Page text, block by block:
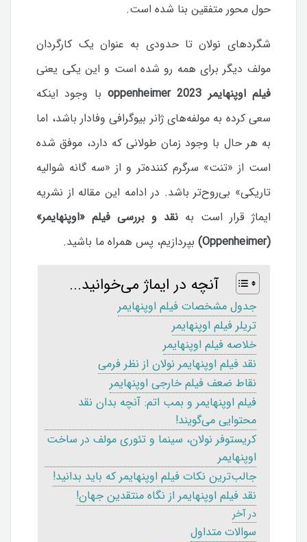
حول محور متفقین بنا شده است.
شگردهای نولان تا حدودی به عنوان یک کارگردان
مولف دیگر برای همه رو شده است و این یکی یعنی
فیلم اوپنهایمر oppenheimer 2023
با وجود اینکه
سعی کرده به مولفه‌های ژانر بیوگرافی وفادار باشد، اما
به هر حال با وجود زمان طولانی که دارد، موفق شده
است از «تنت» سرگرم کننده‌تر و از «سه گانه شوالیه
تاریکی» بی‌روح‌تر باشد. در ادامه این مقاله از نشریه
ایماژ قرار است به نقد و بررسی فیلم «اوپنهایمر»
(Oppenheimer)
بپردازیم، پس همراه ما باشید.
آنچه در ایماژ می‌خوانید...
جدول مشخصات فیلم اوپنهایمر
تریلر فیلم اوپنهایمر
خلاصه فیلم اوپنهایمر
نقد فیلم اوپنهایمر نولان از نظر فرمی
نقاط ضعف فیلم خارجی اوپنهایمر
فیلم اوپنهایمر و بمب اتم: آنچه بدان نقد
محتوایی می‌گویند!
کریستوفر نولان، سینما و تئوری مولف در ساخت
اوپنهایمر
جالب‌ترین نکات فیلم اوپنهایمر که باید بدانید!
نقد فیلم اوپنهایمر از نگاه منتقدین جهان!
در آخر
سوالات متداول